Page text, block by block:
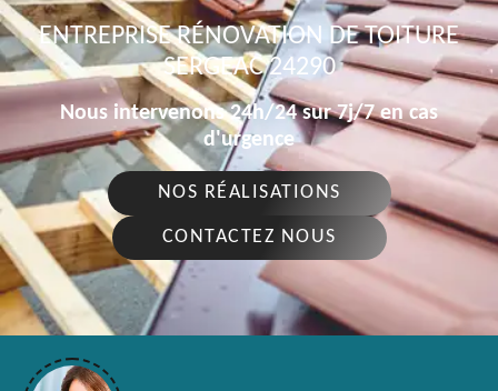
ENTREPRISE RÉNOVATION DE TOITURE
SERGEAC 24290
Nous intervenons 24h/24 sur 7j/7 en cas
d'urgence
NOS RÉALISATIONS
CONTACTEZ NOUS